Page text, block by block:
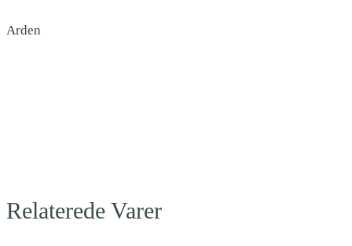
Arden
Relaterede Varer